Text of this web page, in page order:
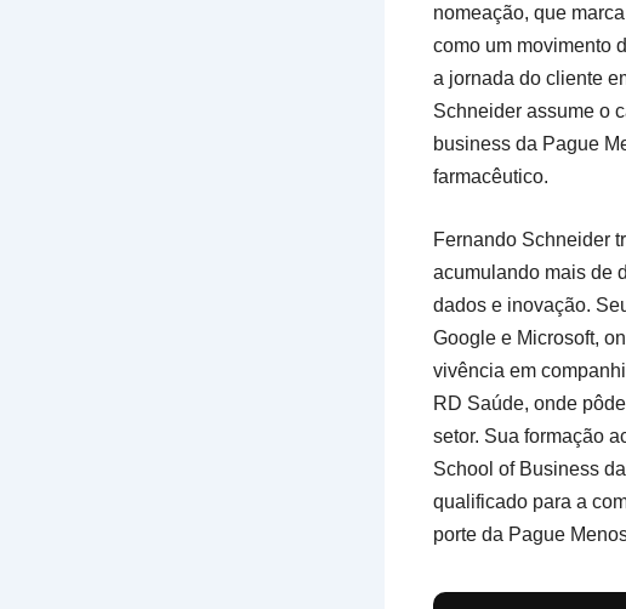
nomeação, que
como um movimento
a jornada do cliente
Schneider assume o
business da Pague
farmacêutico.
Fernando Schneider
acumulando mais de
dados e inovação.
Google e Microsoft,
vivência em
RD Saúde, onde
setor. Sua formação
School of Business
qualificado para a
porte da Pague